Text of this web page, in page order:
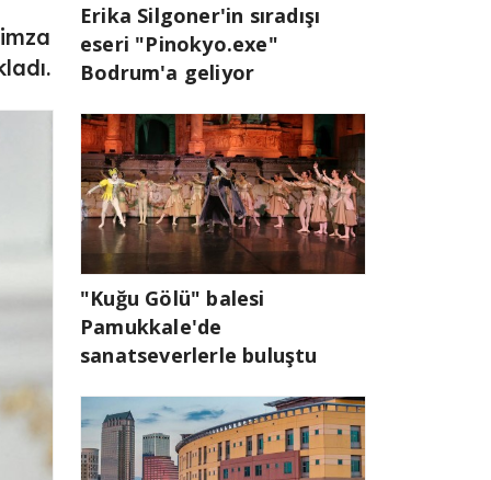
Erika Silgoner'in sıradışı
eseri "Pinokyo.exe"
Bodrum'a geliyor
"Kuğu Gölü" balesi
Pamukkale'de
sanatseverlerle buluştu